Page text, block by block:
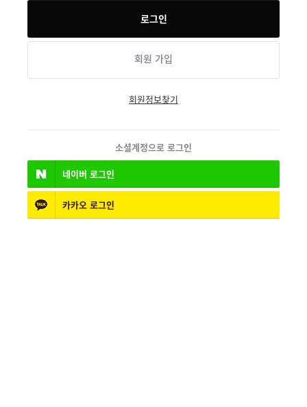
회원 가입
회원정보찾기
소셜계정으로 로그인
네이버 로그인
카카오 로그인